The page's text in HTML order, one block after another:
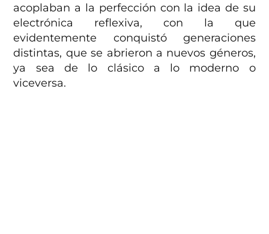
acoplaban a la perfección con la idea de su
electrónica reflexiva, con la que
evidentemente conquistó generaciones
distintas, que se abrieron a nuevos géneros,
ya sea de lo clásico a lo moderno o
viceversa.